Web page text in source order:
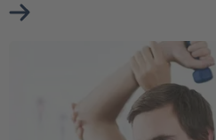
Mehr über
Weiter zu